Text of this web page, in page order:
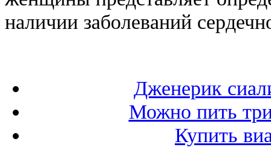
наличии заболеваний
Дженерик
Можно пить
Купить